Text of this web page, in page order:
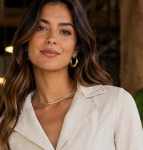
CAMISAS
CONJUNTOS
CROPPED
JAQUETAS
MACACÃO E MACAQUINHO
SAIAS
SHORTS
TOPPER
VESTIDOS